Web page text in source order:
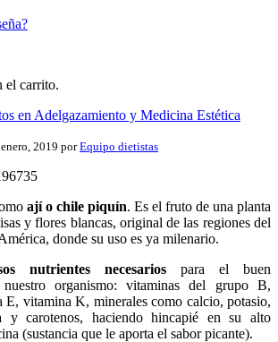
el carrito.
en Adelgazamiento y Medicina Estética
2019 porEquipo dietistas
ají o chile piquín. Es el fruto de una planta
y flores blancas, original de las regiones del
donde su uso es ya milenario.
nutrientes necesarios para el buen
organismo: vitaminas del grupo B,
E, vitamina K, minerales como calcio, potasio,
y carotenos, haciendo hincapié en su alto
(sustancia que le aporta el sabor picante).